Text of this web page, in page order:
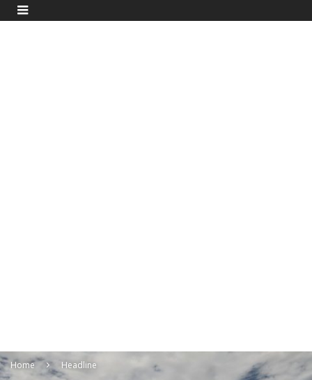
Home Headline